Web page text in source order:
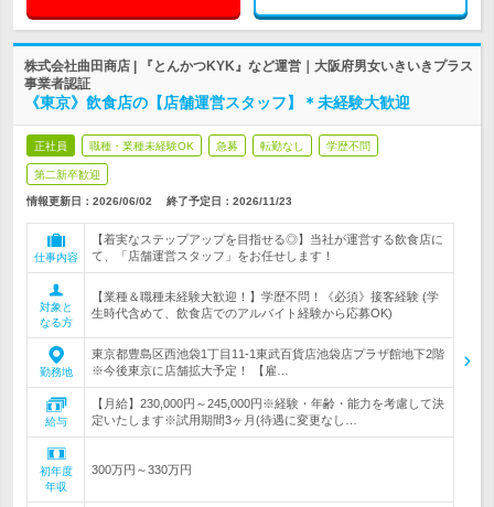
株式会社曲田商店 | 『とんかつKYK』など運営｜大阪府男女いきいきプラス
事業者認証
《東京》飲食店の【店舗運営スタッフ】＊未経験大歓迎
正社員 職種・業種未経験OK 急募 転勤なし 学歴不問
第二新卒歓迎
情報更新日：2026/06/02 終了予定日： 2026/11/23
仕事内容
【着実なステップアップを目指せる◎】当社が運営する飲食店に
て、「店舗運営スタッフ」をお任せします！
対象と
なる方
【業種＆職種未経験大歓迎！】学歴不問！《必須》接客経験 (学
生時代含めて、飲食店でのアルバイト経験から応募OK)
勤務地
東京都豊島区西池袋1丁目11-1東武百貨店池袋店プラザ館地下2階
※今後東京に店舗拡大予定！ 【雇…
給与
【月給】230,000円～245,000円※経験・年齢・能力を考慮して決
定いたします※試用期間3ヶ月(待遇に変更なし…
初年度
年収
300万円～330万円